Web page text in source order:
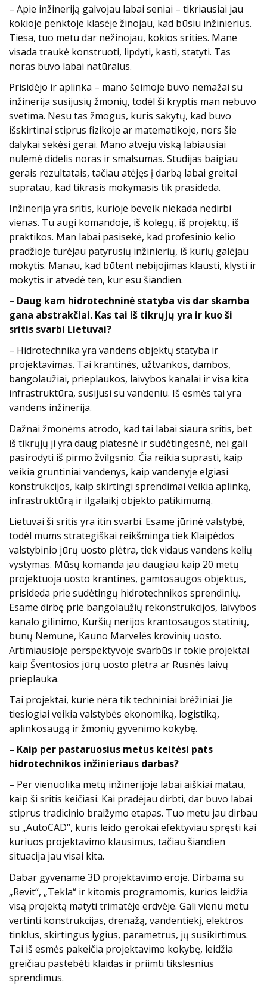
– Apie inžineriją galvojau labai seniai – tikriausiai jau
kokioje penktoje klasėje žinojau, kad būsiu inžinierius.
Tiesa, tuo metu dar nežinojau, kokios srities. Mane
visada traukė konstruoti, lipdyti, kasti, statyti. Tas
noras buvo labai natūralus.
Prisidėjo ir aplinka – mano šeimoje buvo nemažai su
inžinerija susijusių žmonių, todėl ši kryptis man nebuvo
svetima. Nesu tas žmogus, kuris sakytų, kad buvo
išskirtinai stiprus fizikoje ar matematikoje, nors šie
dalykai sekėsi gerai. Mano atveju viską labiausiai
nulėmė didelis noras ir smalsumas. Studijas baigiau
gerais rezultatais, tačiau atėjęs į darbą labai greitai
supratau, kad tikrasis mokymasis tik prasideda.
Inžinerija yra sritis, kurioje beveik niekada nedirbi
vienas. Tu augi komandoje, iš kolegų, iš projektų, iš
praktikos. Man labai pasisekė, kad profesinio kelio
pradžioje turėjau patyrusių inžinierių, iš kurių galėjau
mokytis. Manau, kad būtent nebijojimas klausti, klysti ir
mokytis ir atvedė ten, kur esu šiandien.
– Daug kam hidrotechninė statyba vis dar skamba
gana abstrakčiai. Kas tai iš tikrųjų yra ir kuo ši
sritis svarbi Lietuvai?
– Hidrotechnika yra vandens objektų statyba ir
projektavimas. Tai krantinės, užtvankos, dambos,
bangolaužiai, prieplaukos, laivybos kanalai ir visa kita
infrastruktūra, susijusi su vandeniu. Iš esmės tai yra
vandens inžinerija.
Dažnai žmonėms atrodo, kad tai labai siaura sritis, bet
iš tikrųjų ji yra daug platesnė ir sudėtingesnė, nei gali
pasirodyti iš pirmo žvilgsnio. Čia reikia suprasti, kaip
veikia gruntiniai vandenys, kaip vandenyje elgiasi
konstrukcijos, kaip skirtingi sprendimai veikia aplinką,
infrastruktūrą ir ilgalaikį objekto patikimumą.
Lietuvai ši sritis yra itin svarbi. Esame jūrinė valstybė,
todėl mums strategiškai reikšminga tiek Klaipėdos
valstybinio jūrų uosto plėtra, tiek vidaus vandens kelių
vystymas. Mūsų komanda jau daugiau kaip 20 metų
projektuoja uosto krantines, gamtosaugos objektus,
prisideda prie sudėtingų hidrotechnikos sprendinių.
Esame dirbę prie bangolaužių rekonstrukcijos, laivybos
kanalo gilinimo, Kuršių nerijos krantosaugos statinių,
bunų Nemune, Kauno Marvelės krovinių uosto.
Artimiausioje perspektyvoje svarbūs ir tokie projektai
kaip Šventosios jūrų uosto plėtra ar Rusnės laivų
prieplauka.
Tai projektai, kurie nėra tik techniniai brėžiniai. Jie
tiesiogiai veikia valstybės ekonomiką, logistiką,
aplinkosaugą ir žmonių gyvenimo kokybę.
– Kaip per pastaruosius metus keitėsi pats
hidrotechnikos inžinieriaus darbas?
– Per vienuolika metų inžinerijoje labai aiškiai matau,
kaip ši sritis keičiasi. Kai pradėjau dirbti, dar buvo labai
stiprus tradicinio braižymo etapas. Tuo metu jau dirbau
su „AutoCAD“, kuris leido gerokai efektyviau spręsti kai
kuriuos projektavimo klausimus, tačiau šiandien
situacija jau visai kita.
Dabar gyvename 3D projektavimo eroje. Dirbama su
„Revit“, „Tekla“ ir kitomis programomis, kurios leidžia
visą projektą matyti trimatėje erdvėje. Gali vienu metu
vertinti konstrukcijas, drenažą, vandentiekį, elektros
tinklus, skirtingus lygius, parametrus, jų susikirtimus.
Tai iš esmės pakeičia projektavimo kokybę, leidžia
greičiau pastebėti klaidas ir priimti tikslesnius
sprendimus.